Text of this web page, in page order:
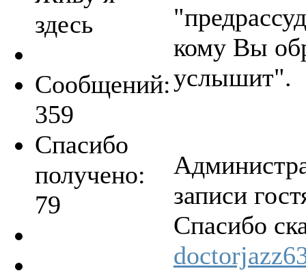
здесь
Сообщений:
359
Спасибо
получено:
79
кому Вы
услышит".
записи
Спасибо